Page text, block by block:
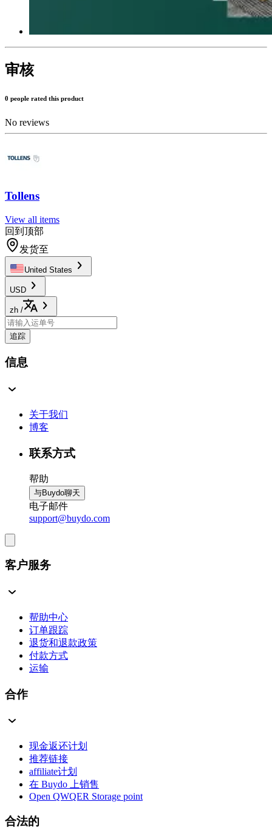
审核
0 people rated this product
No reviews
Tollens
View all items
回到顶部
发货至
United States
USD
zh /
追踪
信息
关于我们
博客
联系方式
帮助
与Buydo聊天
电子邮件
support@buydo.com
客户服务
帮助中心
订单跟踪
退货和退款政策
付款方式
运输
合作
现金返还计划
推荐链接
affiliate计划
在 Buydo 上销售
Open QWQER Storage point
合法的